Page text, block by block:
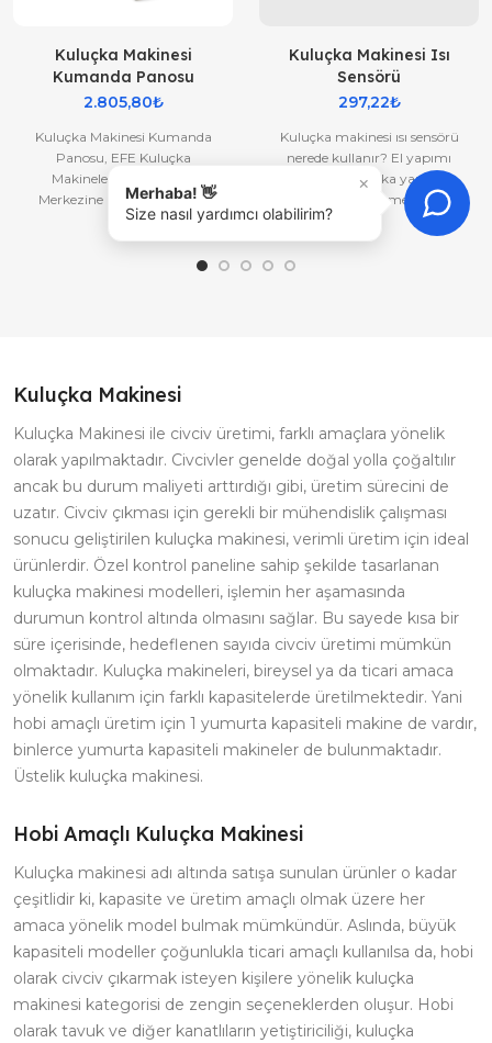
Kuluçka Makinesi
Kumanda Panosu
2.805,80₺
Kuluçka Makinesi Kumanda
Panosu, EFE Kuluçka
Makineleri Yedek Parça
Merkezine Hoş geldiniz. Bu
kuluçka makinesi kumanda
panel seti satın ald..
Kuluçka Makinesi Isı
Sensörü
297,22₺
Kuluçka makinesi ısı sensörü
nerede kullanır? El yapımı
amatör Kuluçka yapımı
içerisinde ısıyı ölçme amaçlı
kullanır. Efe Kuluçka
Makineleri..
Kuluçka Makinesi
Kuluçka Makinesi ile civciv üretimi, farklı amaçlara yönelik
olarak yapılmaktadır. Civcivler genelde doğal yolla çoğaltılır
ancak bu durum maliyeti arttırdığı gibi, üretim sürecini de
uzatır. Civciv çıkması için gerekli bir mühendislik çalışması
sonucu geliştirilen kuluçka makinesi, verimli üretim için ideal
ürünlerdir. Özel kontrol paneline sahip şekilde tasarlanan
kuluçka makinesi modelleri, işlemin her aşamasında
durumun kontrol altında olmasını sağlar. Bu sayede kısa bir
süre içerisinde, hedeflenen sayıda civciv üretimi mümkün
olmaktadır. Kuluçka makineleri, bireysel ya da ticari amaca
yönelik kullanım için farklı kapasitelerde üretilmektedir. Yani
hobi amaçlı üretim için 1 yumurta kapasiteli makine de vardır,
binlerce yumurta kapasiteli makineler de bulunmaktadır.
Üstelik kuluçka makinesi.
Hobi Amaçlı Kuluçka Makinesi
Kuluçka makinesi adı altında satışa sunulan ürünler o kadar
çeşitlidir ki, kapasite ve üretim amaçlı olmak üzere her
amaca yönelik model bulmak mümkündür. Aslında, büyük
kapasiteli modeller çoğunlukla ticari amaçlı kullanılsa da, hobi
olarak civciv çıkarmak isteyen kişilere yönelik kuluçka
makinesi kategorisi de zengin seçeneklerden oluşur. Hobi
olarak tavuk ve diğer kanatlıların yetiştiriciliği, kuluçka
×
Merhaba! 👋
Size nasıl yardımcı olabilirim?